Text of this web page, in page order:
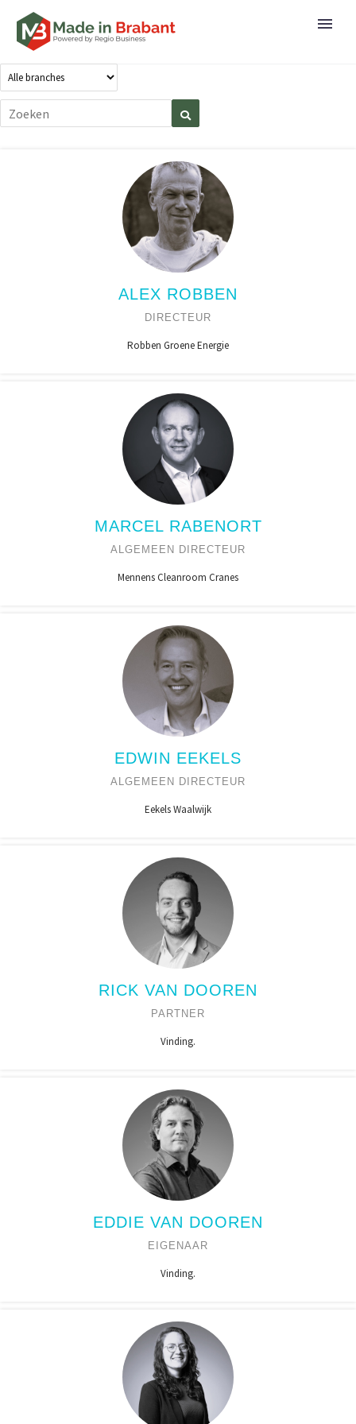
ALEX ROBBEN
DIRECTEUR
Robben Groene Energie
MARCEL RABENORT
ALGEMEEN DIRECTEUR
Mennens Cleanroom Cranes
EDWIN EEKELS
ALGEMEEN DIRECTEUR
Eekels Waalwijk
RICK VAN DOOREN
PARTNER
Vinding.
EDDIE VAN DOOREN
EIGENAAR
Vinding.